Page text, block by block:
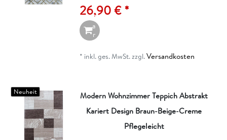
26,90 € *
n
W
a
r
e
n
k
* inkl. ges. MwSt.zzgl.Versandkosten
Neuheit
Modern Wohnzimmer Teppich Abstrakt
Kariert Design Braun-Beige-Creme
Pflegeleicht